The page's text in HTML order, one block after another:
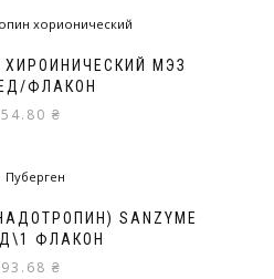
МЭЗ
ФЛАКОН
₴
SANZYME
ФЛАКОН
₴